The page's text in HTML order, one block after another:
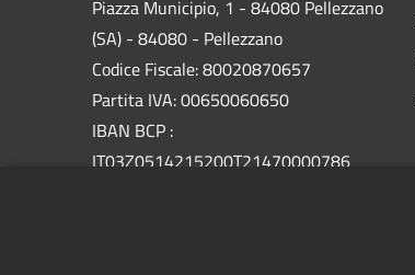
Piazza Municipio, 1 - 84080 Pellezzano
(SA) - 84080 - Pellezzano
Codice Fiscale: 80020870657
Partita IVA: 00650060650
IBAN BCP :
IT03Z0514215200T21470000786